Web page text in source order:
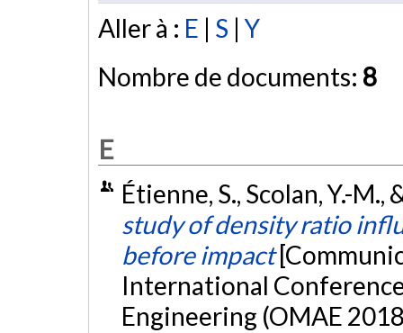
Aller à : E | S |Y
Nombre de documents: 8
E
Étienne, S., Scolan, Y.-
study of density ratio
before impact
International
Engineering (OMAE